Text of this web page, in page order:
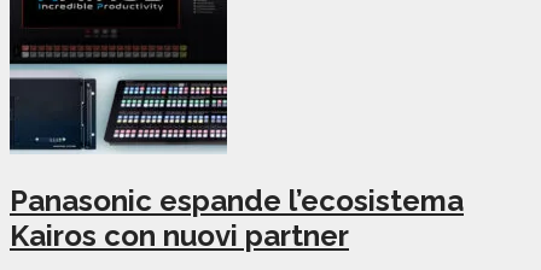
Panasonic espande l’ecosistema
Kairos con nuovi partner